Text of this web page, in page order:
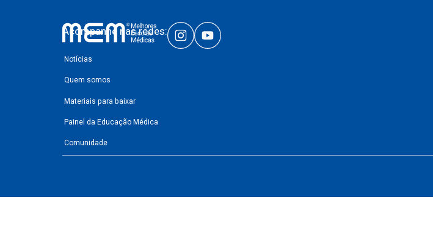
Acompanhe nas redes:
Notícias
Quem somos
Materiais para baixar
Painel da Educação Médica
Comunidade